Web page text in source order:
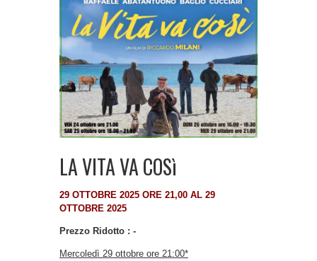
LA VITA VA COSì
29 OTTOBRE 2025 ORE 21,00 AL 29
OTTOBRE 2025
Prezzo Ridotto : -
Mercoledì 29 ottobre ore 21:00*